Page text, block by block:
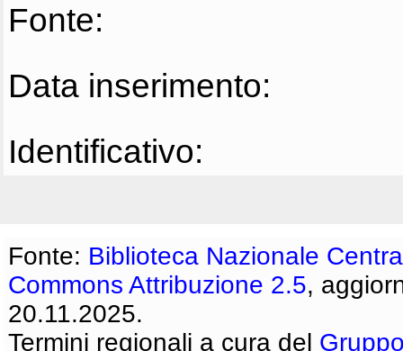
Fonte:
Data inserimento:
Identificativo:
Fonte: Biblioteca Nazionale
Commons Attribuzione 2.5,
20.11.2025.
Termini regionali a cura del